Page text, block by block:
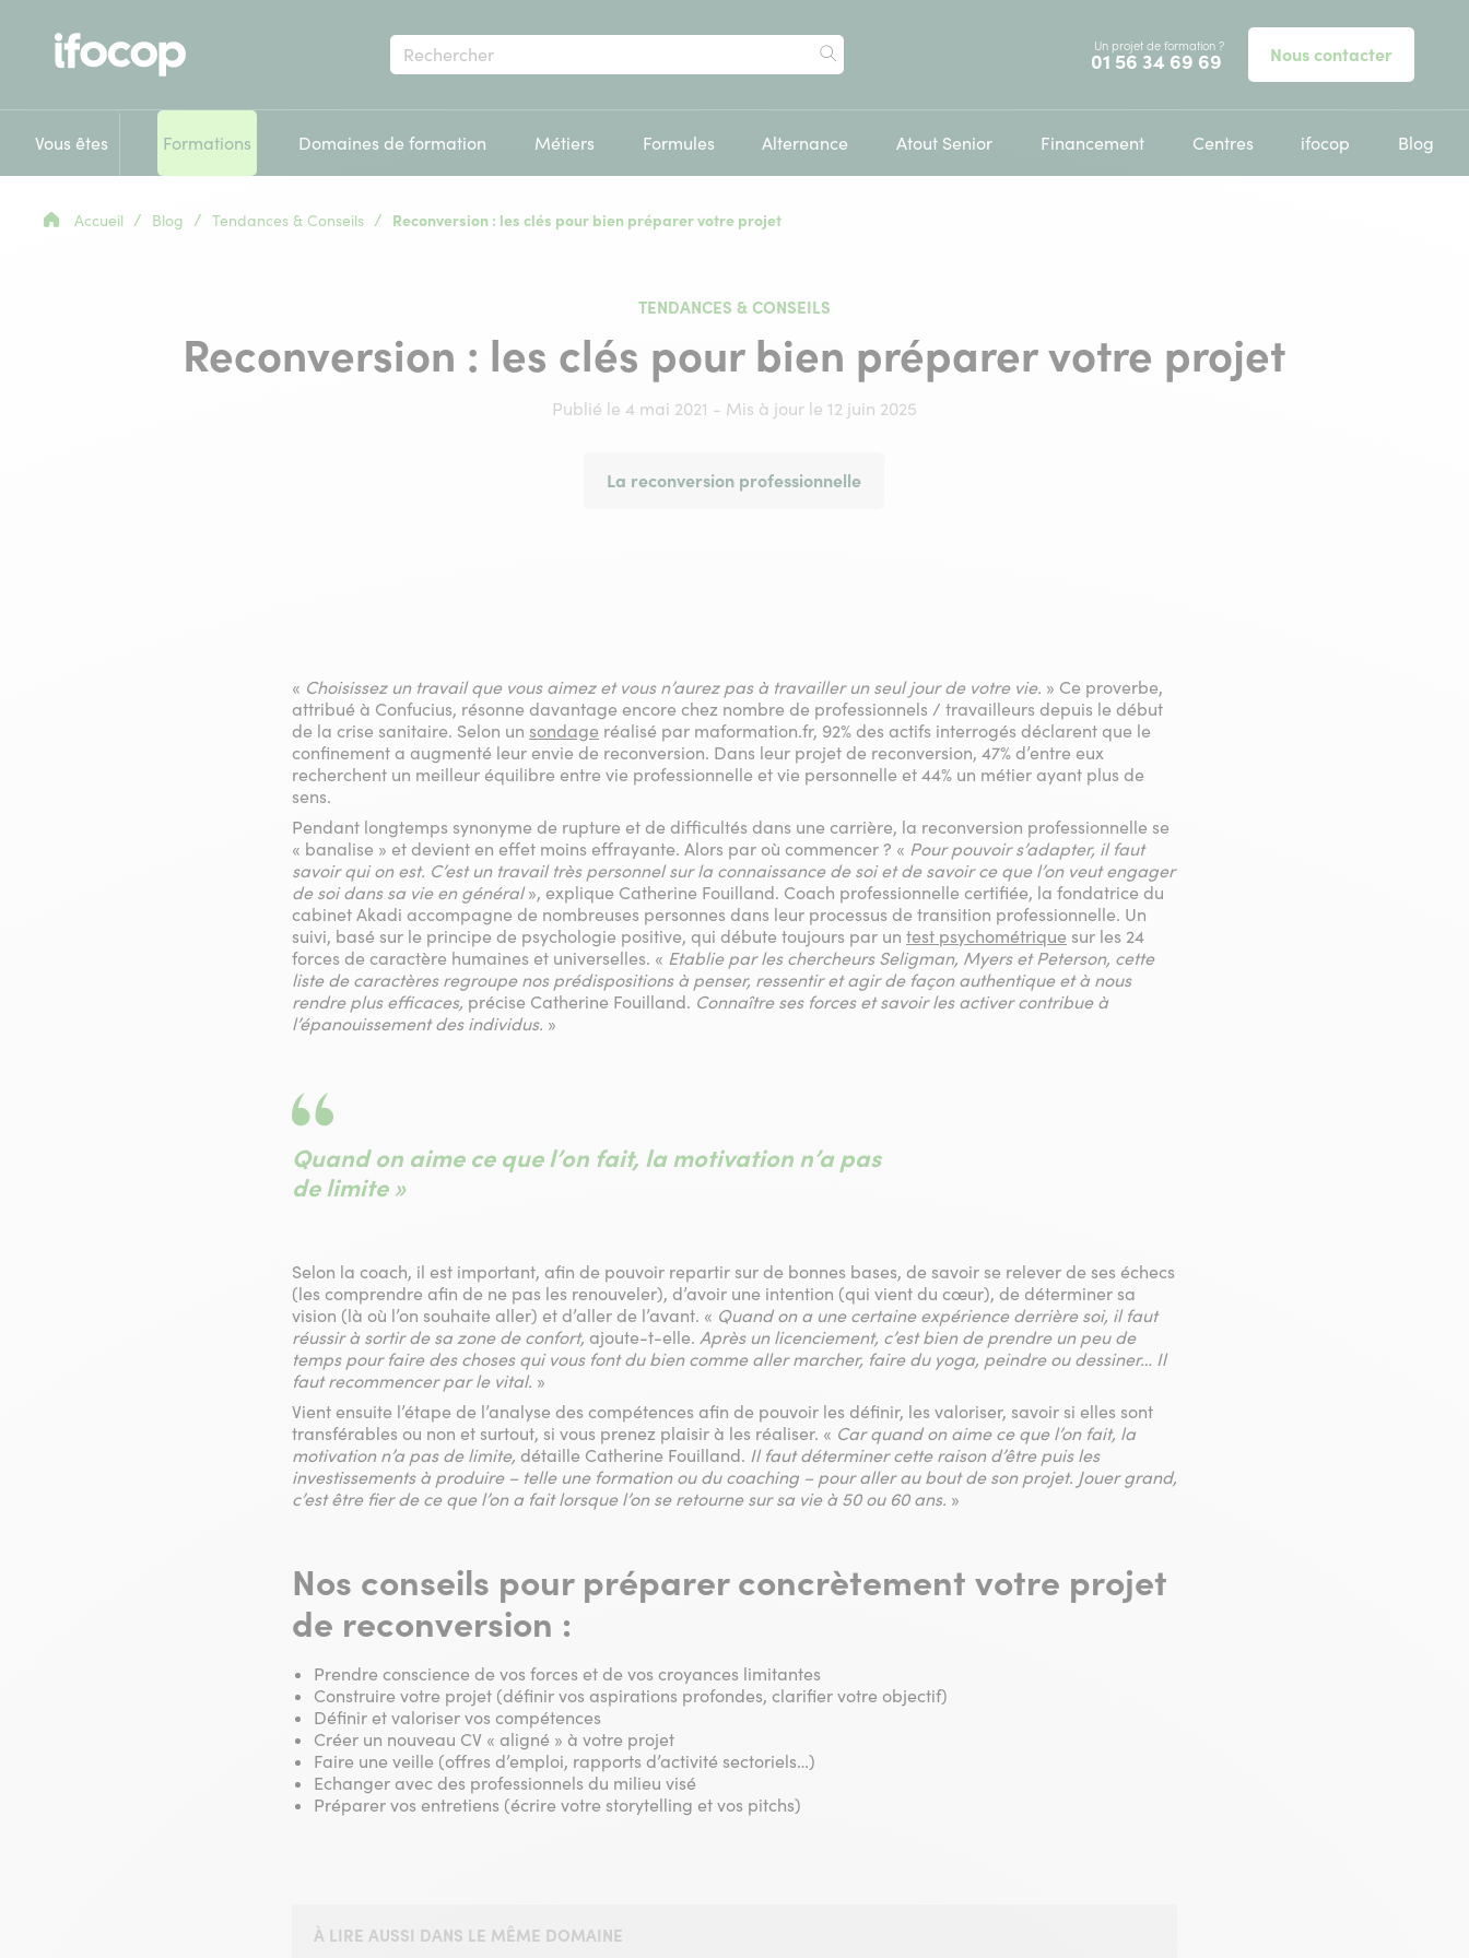
Votre
recherche
Rechercher
Un projet de formation ?
Appelez-nous au
01 56 34 69 69 Nous contacter
Vous êtes Formations Domaines de formation Métiers Formules Alternance Atout Senior Financement Centres ifocop Blog
Accueil / Blog / Tendances & Conseils / Reconversion : les clés pour bien préparer votre projet
TENDANCES & CONSEILS
Reconversion : les clés pour bien préparer votre projet
Publié le 4 mai 2021 - Mis à jour le 12 juin 2025
La reconversion professionnelle
« Choisissez un travail que vous aimez et vous n’aurez pas à travailler un seul jour de votre vie. » Ce proverbe,
attribué à Confucius, résonne davantage encore chez nombre de professionnels / travailleurs depuis le début
de la crise sanitaire. Selon un sondage réalisé par maformation.fr, 92% des actifs interrogés déclarent que le
confinement a augmenté leur envie de reconversion. Dans leur projet de reconversion, 47% d’entre eux
recherchent un meilleur équilibre entre vie professionnelle et vie personnelle et 44% un métier ayant plus de
sens.
Pendant longtemps synonyme de rupture et de difficultés dans une carrière, la reconversion professionnelle se
« banalise » et devient en effet moins effrayante. Alors par où commencer ? « Pour pouvoir s’adapter, il faut
savoir qui on est. C’est un travail très personnel sur la connaissance de soi et de savoir ce que l’on veut engager
de soi dans sa vie en général», explique Catherine Fouilland. Coach professionnelle certifiée, la fondatrice du
cabinet Akadi accompagne de nombreuses personnes dans leur processus de transition professionnelle. Un
suivi, basé sur le principe de psychologie positive, qui débute toujours par un test psychométrique sur les 24
forces de caractère humaines et universelles. « Etablie par les chercheurs Seligman, Myers et Peterson, cette
liste de caractères regroupe nos prédispositions à penser, ressentir et agir de façon authentique et à nous
rendre plus efficaces, précise Catherine Fouilland. Connaître ses forces et savoir les activer contribue à
l’épanouissement des individus. »
Quand on aime ce que l’on fait, la motivation n’a pas
de limite »
Selon la coach, il est important, afin de pouvoir repartir sur de bonnes bases, de savoir se relever de ses échecs
(les comprendre afin de ne pas les renouveler), d’avoir une intention (qui vient du cœur), de déterminer sa
vision (là où l’on souhaite aller) et d’aller de l’avant. « Quand on a une certaine expérience derrière soi, il faut
réussir à sortir de sa zone de confort, ajoute-t-elle. Après un licenciement, c’est bien de prendre un peu de
temps pour faire des choses qui vous font du bien comme aller marcher, faire du yoga, peindre ou dessiner… Il
faut recommencer par le vital. »
Vient ensuite l’étape de l’analyse des compétences afin de pouvoir les définir, les valoriser, savoir si elles sont
transférables ou non et surtout, si vous prenez plaisir à les réaliser. « Car quand on aime ce que l’on fait, la
motivation n’a pas de limite, détaille Catherine Fouilland. Il faut déterminer cette raison d’être puis les
investissements à produire – telle une formation ou du coaching – pour aller au bout de son projet. Jouer grand,
c’est être fier de ce que l’on a fait lorsque l’on se retourne sur sa vie à 50 ou 60 ans. »
Nos conseils pour préparer concrètement votre projet
de reconversion :
Prendre conscience de vos forces et de vos croyances limitantes
Construire votre projet (définir vos aspirations profondes, clarifier votre objectif)
Définir et valoriser vos compétences
Créer un nouveau CV « aligné » à votre projet
Faire une veille (offres d’emploi, rapports d’activité sectoriels…)
Echanger avec des professionnels du milieu visé
Préparer vos entretiens (écrire votre storytelling et vos pitchs)
À LIRE AUSSI DANS LE MÊME DOMAINE